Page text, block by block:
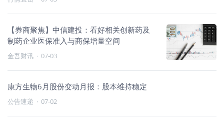
【券商聚焦】中信建投：看好相关创新药及
制药企业医保准入与商保增量空间
金吾财讯 · 07-03
康方生物6月股份变动月报：股本维持稳定
公告速递 · 07-02